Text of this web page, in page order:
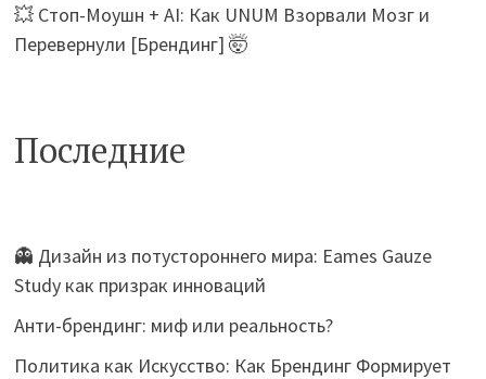
💥 Стоп-Моушн + AI: Как UNUM Взорвали Мозг и
Перевернули [Брендинг] 🤯
Последние
👻 Дизайн из потустороннего мира: Eames Gauze
Study как призрак инноваций
Анти-брендинг: миф или реальность?
Политика как Искусство: Как Брендинг Формирует